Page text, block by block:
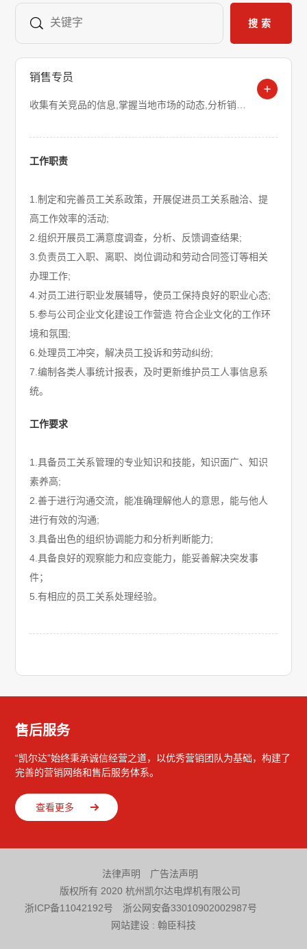
搜索
销售专员
工作职责
1.制定和完善员工关系政策，开展促进员工关系融洽、提
高工作效率的活动;
2.组织开展员工满意度调查，分析、反馈调查结果;
3.负责员工入职、离职、岗位调动和劳动合同签订等相关
办理工作;
4.对员工进行职业发展辅导，使员工保持良好的职业心态;
5.参与公司企业文化建设工作营造 符合企业文化的工作环
境和氛围;
6.处理员工冲突，解决员工投诉和劳动纠纷;
7.编制各类人事统计报表，及时更新维护员工人事信息系
统。
工作要求
1.具备员工关系管理的专业知识和技能，知识面广、知识
素养高;
2.善于进行沟通交流，能准确理解他人的意思，能与他人
进行有效的沟通;
3.具备出色的组织协调能力和分析判断能力;
4.具备良好的观察能力和应变能力，能妥善解决突发事
件；
5.有相应的员工关系处理经验。
售后服务
“凯尔达”始终秉承诚信经营之道，以优秀营销团队为基础，构建了
完善的营销网络和售后服务体系。
查看更多
法律声明
广告法声明
版权所有 2020 杭州凯尔达电焊机有限公司
浙ICP备11042192号
浙公网安备33010902002987号
网站建设 : 翰臣科技